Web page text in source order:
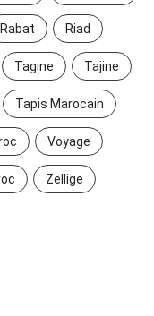
Rabat Riad
Tagine Tajine
Tapis Marocain
Voyage
Zellige